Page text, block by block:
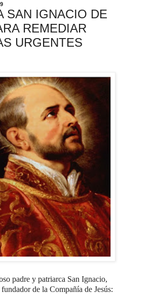
SAN IGNACIO DE
REMEDIAR
URGENTES
padre y patriarca San Ignacio,
de la Compañía de Jesús: